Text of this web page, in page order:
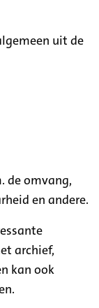
uit de
de omvang,
en andere.
archief,
kan ook